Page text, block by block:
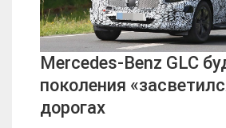
Mercedes-Benz GLC
поколения
дорогах